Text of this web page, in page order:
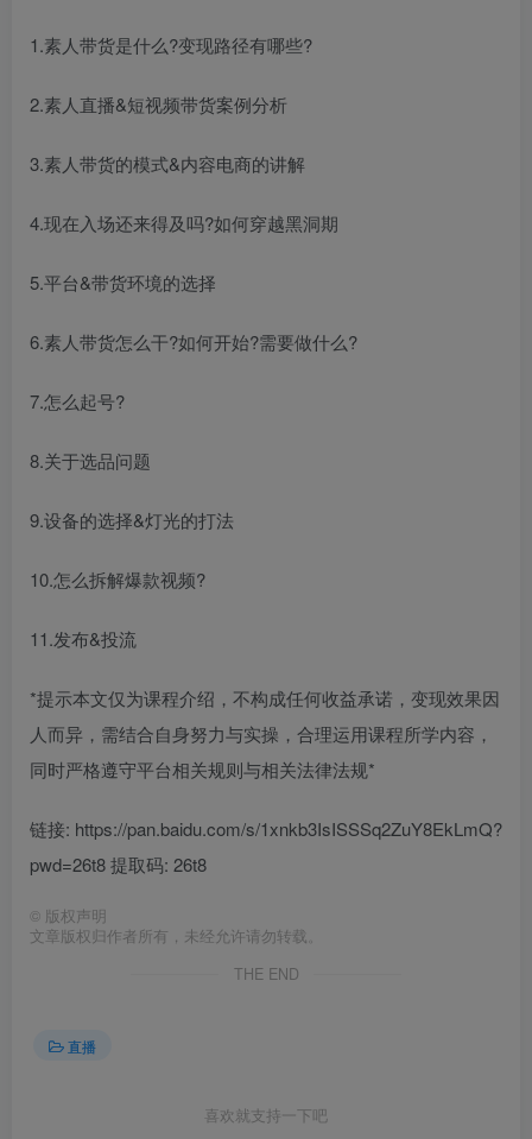
1.素人带货是什么?变现路径有哪些?
2.素人直播&短视频带货案例分析
3.素人带货的模式&内容电商的讲解
4.现在入场还来得及吗?如何穿越黑洞期
5.平台&带货环境的选择
6.素人带货怎么干?如何开始?需要做什么?
7.怎么起号?
8.关于选品问题
9.设备的选择&灯光的打法
10.怎么拆解爆款视频?
11.发布&投流
*提示本文仅为课程介绍，不构成任何收益承诺，变现效果因
人而异，需结合自身努力与实操，合理运用课程所学内容，
同时严格遵守平台相关规则与相关法律法规*
链接: https://pan.baidu.com/s/1xnkb3IsISSSq2ZuY8EkLmQ?
pwd=26t8 提取码: 26t8
© 版权声明
文章版权归作者所有，未经允许请勿转载。
THE END
直播
喜欢就支持一下吧